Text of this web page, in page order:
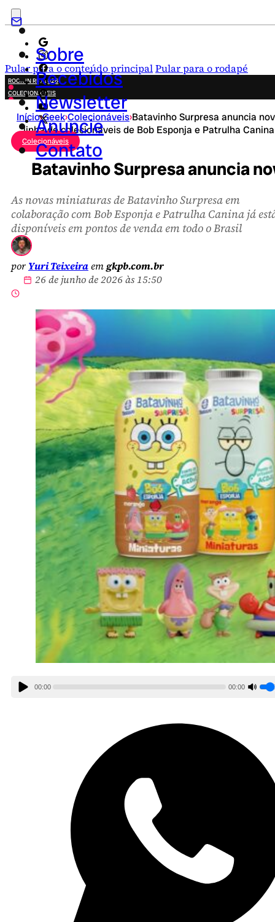
Pular para o conteúdo principalPular para o rodapé
Sobre
Recebidos
Newsletter
Anuncie
Contato
ROCK IN RIO 2026
COLECIONÁVEIS
FESTA JUNINA
NOVIDADES
CAMPANHAS CRIATIVAS
Início›Geek›Colecionáveis›Batavinho Surpresa anuncia
linha de colecionáveis de Bob Esponja e Patrulha Canina
Colecionáveis
Batavinho Surpresa anuncia
As novas miniaturas de Batavinho Surpresa em
colaboração com Bob Esponja e Patrulha Canina já
disponíveis em pontos de venda em todo o Brasil
por Yuri Teixeiraemgkpb.com.br
26 de junho de 2026 às 15:50
00:00 00:00